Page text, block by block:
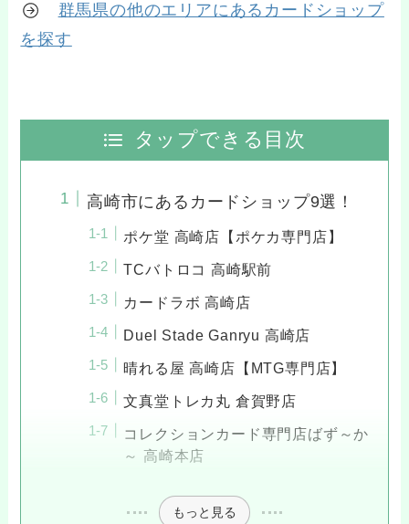
群馬県の他のエリアにあるカードショップ
を探す
タップできる目次
高崎市にあるカードショップ9選！
ポケ堂 高崎店【ポケカ専門店】
TCバトロコ 高崎駅前
カードラボ 高崎店
Duel Stade Ganryu 高崎店
晴れる屋 高崎店【MTG専門店】
文真堂トレカ丸 倉賀野店
コレクションカード専門店ばず～か
～ 高崎本店
もっと見る